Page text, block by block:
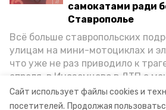
Сайт использует файлы cookies и
посетителей. Продолжая
самокатами ради
Ставрополье
Всё больше ставропольских
улицам на мини-мотоциклах и
что уже не раз приводило к
апреля, в Иноземцево в ДТП с
летний пассажир питбайка,
Как избежать несчастных
Все новости
ставропольский край